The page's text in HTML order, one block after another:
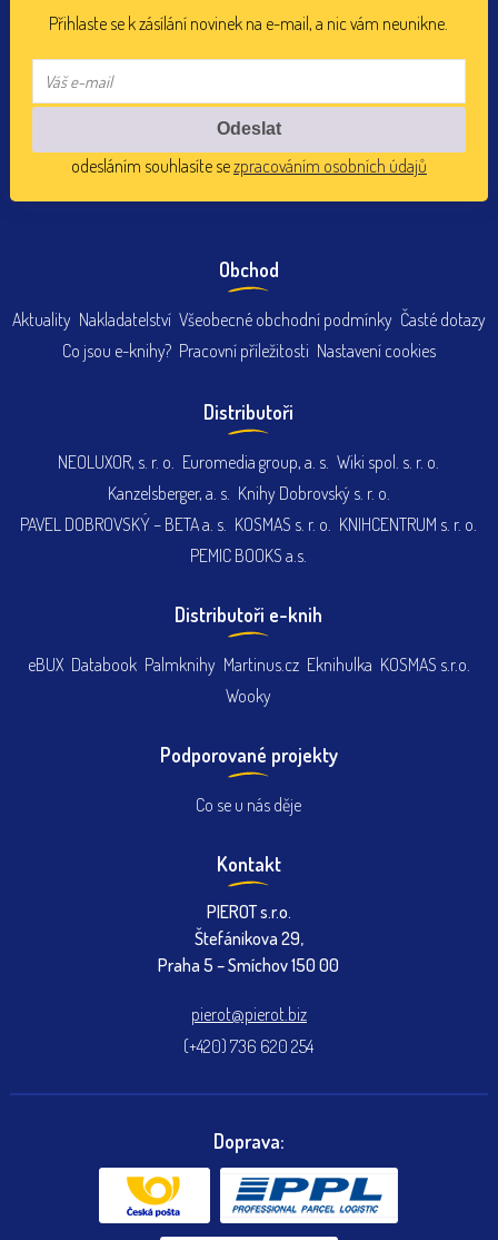
Přihlaste se k zásílání novinek na e-mail, a nic vám neunikne.
odesláním souhlasíte sezpracováním osobních údajů
Obchod
Aktuality Nakladatelství Všeobecné obchodní podmínky Časté dotazy
Co jsou e-knihy? Pracovní příležitosti Nastavení cookies
Distributoři
NEOLUXOR, s. r. o. Euromedia group, a. s. Wiki spol. s. r. o.
Kanzelsberger, a. s. Knihy Dobrovský s. r. o.
PAVEL DOBROVSKÝ – BETA a. s. KOSMAS s. r. o. KNIHCENTRUM s. r. o.
PEMIC BOOKS a.s.
Distributoři e-knih
eBUX Databook Palmknihy Martinus.cz Eknihulka KOSMAS s.r.o.
Wooky
Podporované projekty
Co se u nás děje
Kontakt
PIEROT s.r.o.
Štefánikova 29,
Praha 5 – Smíchov 150 00
pierot@pierot.biz
(+420) 736 620 254
Doprava: